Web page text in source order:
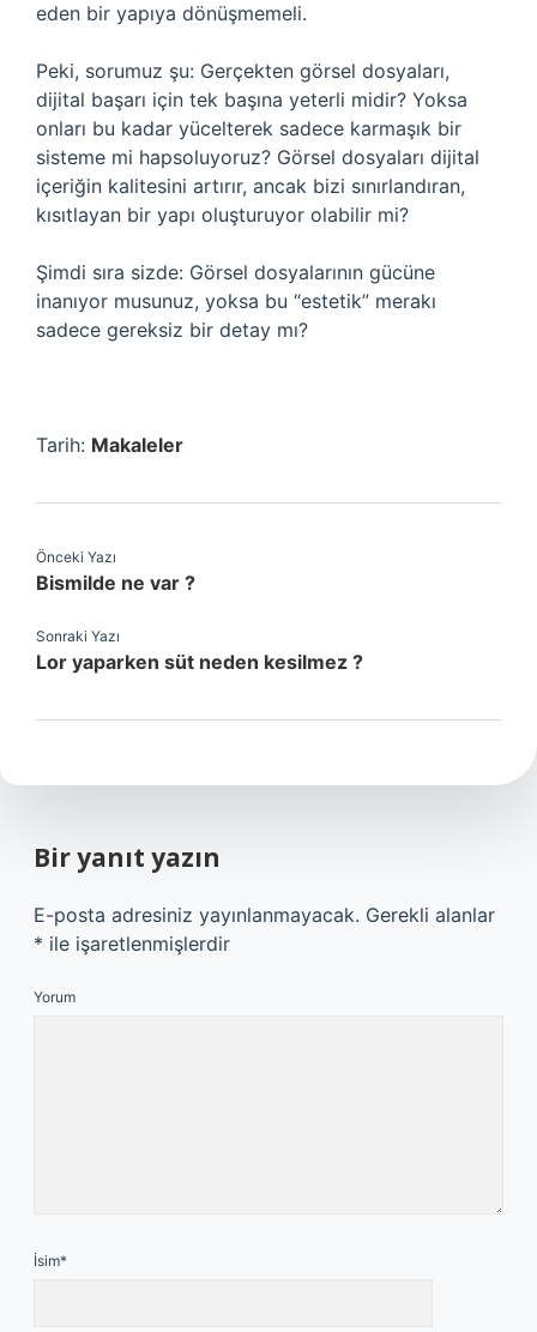
eden bir yapıya dönüşmemeli.
Peki, sorumuz şu: Gerçekten görsel dosyaları,
dijital başarı için tek başına yeterli midir? Yoksa
onları bu kadar yücelterek sadece karmaşık bir
sisteme mi hapsoluyoruz? Görsel dosyaları dijital
içeriğin kalitesini artırır, ancak bizi sınırlandıran,
kısıtlayan bir yapı oluşturuyor olabilir mi?
Şimdi sıra sizde: Görsel dosyalarının gücüne
inanıyor musunuz, yoksa bu “estetik” merakı
sadece gereksiz bir detay mı?
Tarih: Makaleler
Önceki Yazı
Bismilde ne var ?
Sonraki Yazı
Lor yaparken süt neden kesilmez ?
Bir yanıt yazın
E-posta adresiniz yayınlanmayacak. Gerekli alanlar
* ile işaretlenmişlerdir
Yorum
İsim*